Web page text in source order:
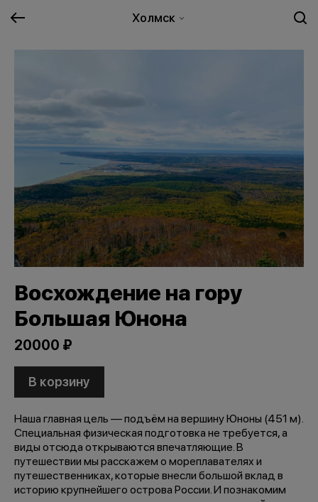
Холмск
Восхождение на гору
Большая Юнона
20000 ₽
В корзину
Наша главная цель — подъём на вершину Юноны (451 м).
Специальная физическая подготовка не требуется, а
виды отсюда открываются впечатляющие. В
путешествии мы расскажем о мореплавателях и
путешественниках, которые внесли большой вклад в
историю крупнейшего острова России. И познакомим